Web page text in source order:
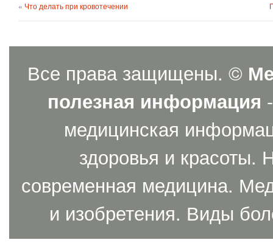
« Что делать при кровотечении
Все права защищены. ©
полезная информация
медицинская
здоровья и красоты.
современная медицина.
и изобретения. Виды